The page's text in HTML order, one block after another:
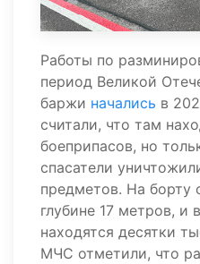
Работы по
период Великой
баржи начались в
считали, что там
боеприпасов, но
спасатели
предметов. На борту
глубине 17 метров, и
находятся десятки
МЧС отметили, что